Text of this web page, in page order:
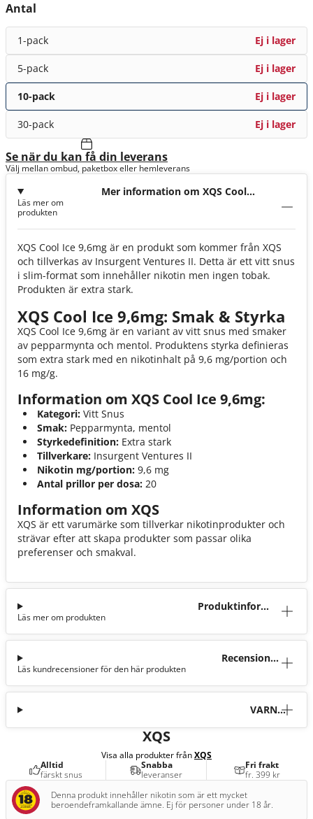
Antal
1-pack Ej i lager
5-pack Ej i lager
10-pack Ej i lager
30-pack Ej i lager
Se när du kan få din leverans
Välj mellan ombud, paketbox eller hemleverans
Mer information om XQS Cool
Läs mer om
produkten
XQS Cool Ice 9,6mg är en produkt som kommer från XQS
och tillverkas av Insurgent Ventures II. Detta är ett vitt snus
i slim-format som innehåller nikotin men ingen tobak.
Produkten är extra stark.
XQS Cool Ice 9,6mg: Smak & Styrka
XQS Cool Ice 9,6mg är en variant av vitt snus med smaker
av pepparmynta och mentol. Produktens styrka definieras
som extra stark med en nikotinhalt på 9,6 mg/portion och
16 mg/g.
Information om XQS Cool Ice 9,6mg:
Kategori: Vitt Snus
Smak: Pepparmynta, mentol
Styrkedefinition: Extra stark
Tillverkare: Insurgent Ventures II
Nikotin mg/portion: 9,6 mg
Antal prillor per dosa: 20
Information om XQS
XQS är ett varumärke som tillverkar nikotinprodukter och
strävar efter att skapa produkter som passar olika
preferenser och smakval.
Produktinforma
Läs mer om produkten
Recensioner
Läs kundrecensioner för den här produkten
VARNI
XQS
Visa alla produkter frånXQS
Alltid
färskt snus
Snabba
leveranser
Fri frakt
fr. 399 kr
Denna produkt innehåller nikotin som är ett mycket
beroendeframkallande ämne. Ej för personer under 18 år.